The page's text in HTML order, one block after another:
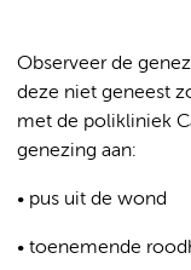
Observeer de
deze niet geneest
met de polikliniek
genezing aan:
• pus uit de wond
• toenemende